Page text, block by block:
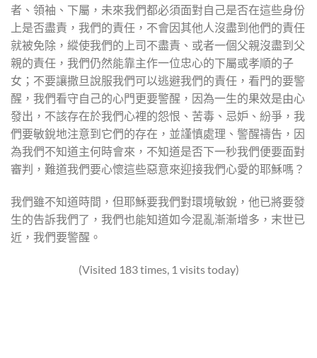
者、領袖、下屬，未來我們都必須面對自己是否在這些身份
上是否盡責，我們的責任，不會因其他人沒盡到他們的責任
就被免除，縱使我們的上司不盡責、或者一個父親沒盡到父
親的責任，我們仍然能靠主作一位忠心的下屬或孝順的子
女；不要讓撒旦說服我們可以逃避我們的責任，看門的要警
醒，我們看守自己的心門更要警醒，因為一生的果效是由心
發出，不該存在於我們心裡的怨恨、苦毒、忌妒、紛爭，我
們要敏銳地注意到它們的存在，並謹慎處理、警醒禱告，因
為我們不知道主何時會來，不知道是否下一秒我們便要面對
審判，難道我們要心懷這些惡意來迎接我們心愛的耶穌嗎？
我們雖不知道時間，但耶穌要我們對環境敏銳，他已將要發
生的告訴我們了，我們也能知道如今混亂漸漸增多，末世已
近，我們要警醒。
(Visited 183 times, 1 visits today)